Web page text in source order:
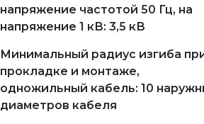
напряжение частотой 50 Гц, на
напряжение 1 кВ: 3,5 кВ
Минимальный радиус изгиба
прокладке и монтаже,
одножильный кабель: 10
диаметров кабеля